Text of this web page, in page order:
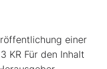
einer
KR Für den Inhalt